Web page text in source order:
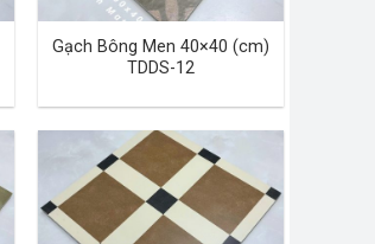
Gạch Bông Men 40×40 (cm)
TDDS-12